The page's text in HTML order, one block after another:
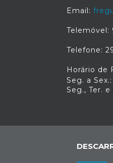
Email:
Telemóvel:
Telefone:
Horário de
Seg. a
Seg., Ter.